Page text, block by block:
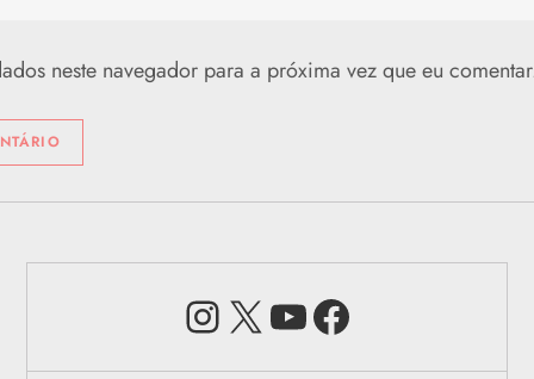
neste navegador para a próxima vez que eu
Instagram
X Youtube